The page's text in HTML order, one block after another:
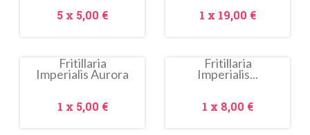
Prezzo
5 x 5,00 € Prezzo
1 x 19,00 €
Fritillaria
Imperialis Aurora
Prezzo
1 x 5,00 €
Fritillaria
Imperialis...
Prezzo
1 x 8,00 €